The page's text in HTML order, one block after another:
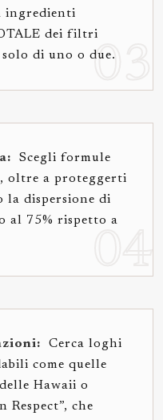
ingredienti
dei filtri
di uno o due.
Scegli formule
oltre a proteggerti
la dispersione di
al 75% rispetto a
Cerca loghi
come quelle
Hawaii o
Respect”, che